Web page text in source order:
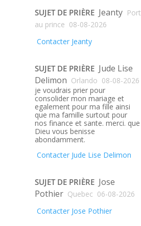
SUJET DE PRIÈRE Jeanty Port
au prince 08-08-2026
Contacter Jeanty
SUJET DE PRIÈRE Jude Lise
Delimon Orlando 08-08-2026
je voudrais prier pour
consolider mon mariage et
egalement pour ma fille ainsi
que ma famille surtout pour
nos finance et sante. merci. que
Dieu vous benisse
abondamment.
Contacter Jude Lise Delimon
SUJET DE PRIÈRE Jose
Pothier Quebec 06-08-2026
Contacter Jose Pothier